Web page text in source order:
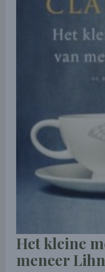
Het kleine
meneer Lihn